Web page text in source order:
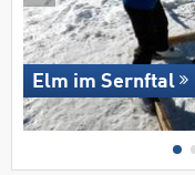
Elm im Sernftal